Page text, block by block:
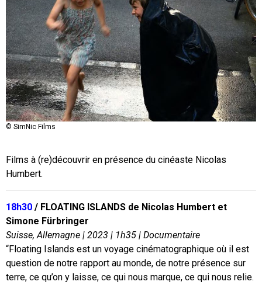
© SimNic Films
Films à (re)découvrir en présence du cinéaste Nicolas
Humbert.
18h30 / FLOATING ISLANDS de Nicolas Humbert et
Simone Fürbringer
Suisse, Allemagne | 2023 | 1h35 | Documentaire
“Floating Islands est un voyage cinématographique où il est
question de notre rapport au monde, de notre présence sur
terre, ce qu’on y laisse, ce qui nous marque, ce qui nous relie.